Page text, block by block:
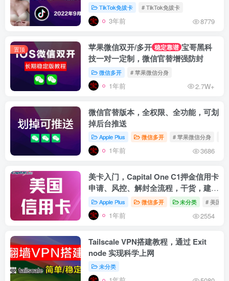
TikTok免拔卡 # TikTok免拔卡
3年前 8779
置顶 苹果微信双开/多开 稳定靠谱 宝哥黑科
技一对一定制，微信官替增强防封
微信多开 # 苹果微信分身
1年前 2.7W+
微信官替版本，全权限、全功能，可划
掉后台推送
Apple Plus 微信多开 # 苹果微信分身
1年前 3686
美卡入门，Capital One C1押金信用卡
申请、风控、解封全流程，干货，建议
收藏Apple Plus 微信多开 未分类 # 美国信
1年前 2554
Tailscale VPN搭建教程，通过 Exit
node 实现科学上网
未分类